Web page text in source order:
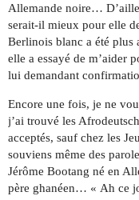
Allemande noire…
serait-il mieux pour elle
Berlinois blanc a été plus
elle a essayé de m’aider
lui demandant
Encore une fois, je ne
j’ai trouvé les
acceptés, sauf chez les
souviens même des
Jérôme Bootang né en
père ghanéen… « Ah ce